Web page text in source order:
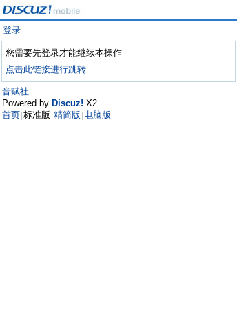
登录
您需要先登录才能继续本操作
点击此链接进行跳转
音赋社
Powered by Discuz! X2
首页 标准版 精简版 电脑版